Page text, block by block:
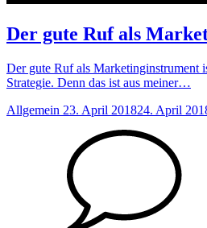
Der gute Ruf als
Der gute Ruf als Marketinginstrument
Strategie. Denn das ist aus meiner…
Allgemein 23. April 201824. April